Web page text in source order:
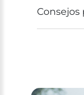
Consejos